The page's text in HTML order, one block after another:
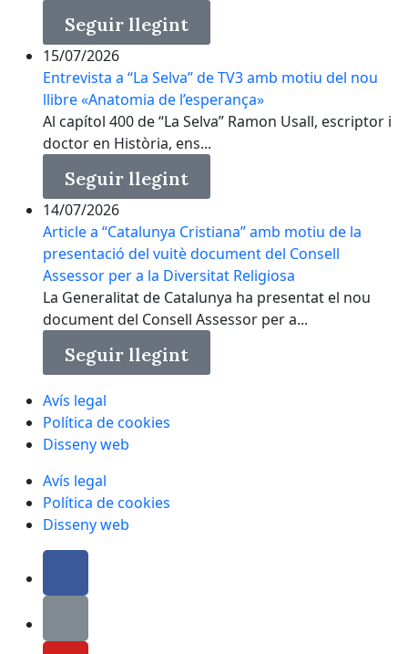
Seguir llegint
15/07/2026
Entrevista a “La Selva” de TV3 amb motiu del nou
llibre «Anatomia de l’esperança»
Al capítol 400 de “La Selva” Ramon Usall, escriptor i
doctor en Història, ens...
Seguir llegint
14/07/2026
Article a “Catalunya Cristiana” amb motiu de la
presentació del vuitè document del Consell
Assessor per a la Diversitat Religiosa
La Generalitat de Catalunya ha presentat el nou
document del Consell Assessor per a...
Seguir llegint
Avís legal
Política de cookies
Disseny web
Avís legal
Política de cookies
Disseny web